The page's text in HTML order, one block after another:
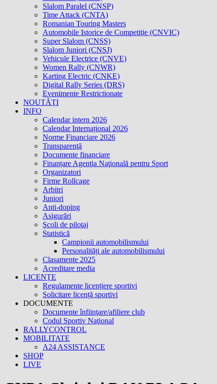
Slalom Paralel (CNSP)
Time Attack (CNTA)
Romanian Touring Masters
Automobile Istorice de Competiţie (CNVIC)
Super Slalom (CNSS)
Slalom Juniori (CNSJ)
Vehicule Electrice (CNVE)
Women Rally (CNWR)
Karting Electric (CNKE)
Digital Rally Series (DRS)
Evenimente Restrictionate
NOUTĂȚI
INFO
Calendar intern 2026
Calendar Internațional 2026
Norme Financiare 2026
Transparenţă
Documente financiare
Finanțare Agenţia Naţională pentru Sport
Organizatori
Firme Rollcage
Arbitri
Juniori
Anti-doping
Asigurări
Şcoli de pilotaj
Statistică
Campionii automobilismului
Personalități ale automobilismului
Clasamente 2025
Acreditare media
LICENȚE
Regulamente licențiere sportivi
Solicitare licență sportivi
DOCUMENTE
Documente înfiinţare/afiliere club
Codul Sportiv Naţional
RALLYCONTROL
MOBILITATE
A24 ASSISTANCE
SHOP
LIVE